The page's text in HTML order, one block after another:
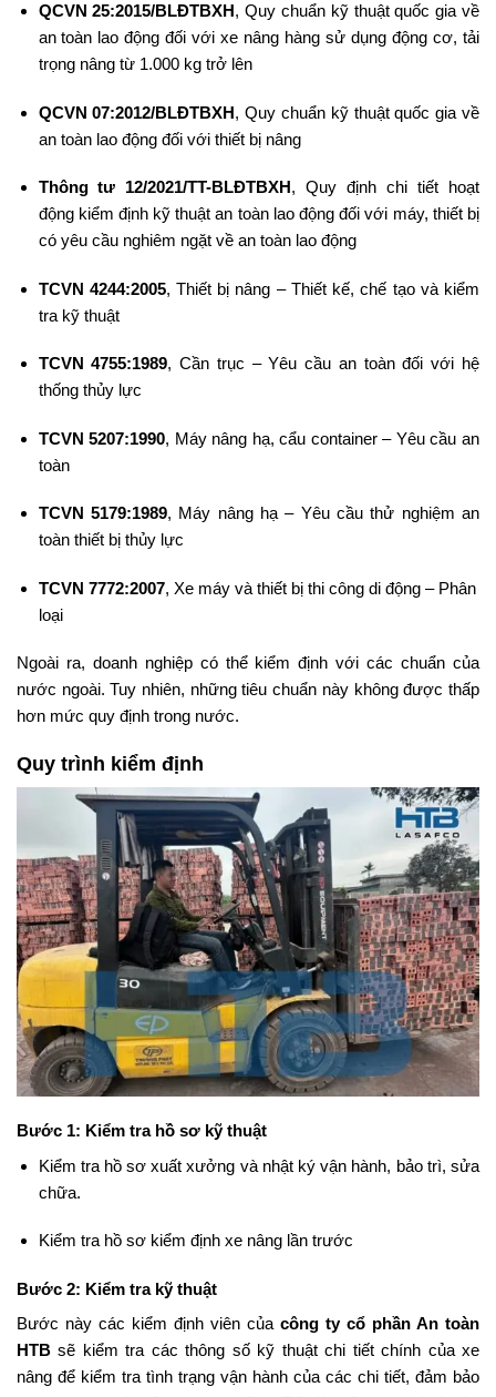
QCVN 25:2015/BLĐTBXH , Quy chuẩn kỹ thuật quốc gia về
an toàn lao động đối với xe nâng hàng sử dụng động cơ, tải
trọng nâng từ 1.000 kg trở lên
QCVN 07:2012/BLĐTBXH, Quy chuẩn kỹ thuật quốc gia về
an toàn lao động đối với thiết bị nâng
Thông tư 12/2021/TT-BLĐTBXH , Quy định chi tiết hoạt
động kiểm định kỹ thuật an toàn lao động đối với máy, thiết bị
có yêu cầu nghiêm ngặt về an toàn lao động
TCVN 4244:2005, Thiết bị nâng – Thiết kế, chế tạo và kiểm
tra kỹ thuật
TCVN 4755:1989, Cần trục – Yêu cầu an toàn đối với hệ
thống thủy lực
TCVN 5207:1990, Máy nâng hạ, cẩu container – Yêu cầu an
toàn
TCVN 5179:1989, Máy nâng hạ – Yêu cầu thử nghiệm an
toàn thiết bị thủy lực
TCVN 7772:2007, Xe máy và thiết bị thi công di động – Phân
loại
Ngoài ra, doanh nghiệp có thể kiểm định với các chuẩn của
nước ngoài. Tuy nhiên, những tiêu chuẩn này không được thấp
hơn mức quy định trong nước.
Quy trình kiểm định
Bước 1: Kiểm tra hồ sơ kỹ thuật
Kiểm tra hồ sơ xuất xưởng và nhật ký vận hành, bảo trì, sửa
chữa.
Kiểm tra hồ sơ kiểm định xe nâng lần trước
Bước 2: Kiểm tra kỹ thuật
Bước này các kiểm định viên của công ty cổ phần An toàn
HTB sẽ kiểm tra các thông số kỹ thuật chi tiết chính của xe
nâng để kiểm tra tình trạng vận hành của các chi tiết, đảm bảo